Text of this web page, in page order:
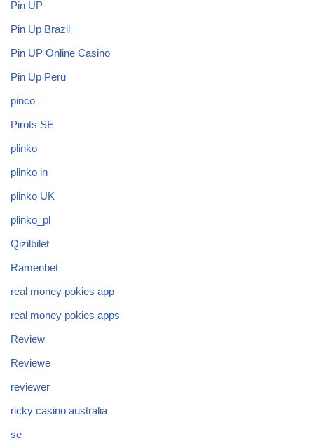
Pin UP
Pin Up Brazil
Pin UP Online Casino
Pin Up Peru
pinco
Pirots SE
plinko
plinko in
plinko UK
plinko_pl
Qizilbilet
Ramenbet
real money pokies app
real money pokies apps
Review
Reviewe
reviewer
ricky casino australia
se